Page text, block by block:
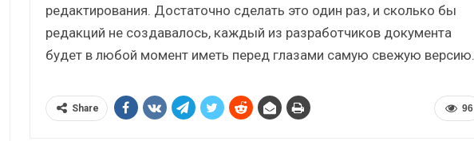
редактирования. Достаточно сделать это один раз, и сколько бы
редакций не создавалось, каждый из разработчиков документа
будет в любой момент иметь перед глазами самую свежую версию.
96
Share